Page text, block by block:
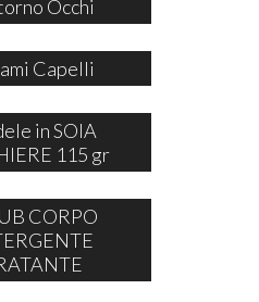
Occhi
Capelli
in SOIA
115 gr
CORPO